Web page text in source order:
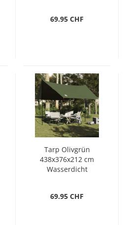
69.95 CHF
Tarp Olivgrün
438x376x212 cm
Wasserdicht
69.95 CHF